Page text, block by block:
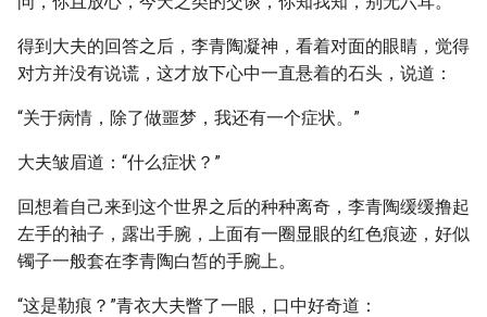
得到大夫的回答之后，李青陶凝神，看着对面的眼睛，觉得
对方并没有说谎，这才放下心中一直悬着的石头，说道：
“关于病情，除了做噩梦，我还有一个症状。”
大夫皱眉道：“什么症状？”
回想着自己来到这个世界之后的种种离奇，李青陶缓缓撸起
左手的袖子，露出手腕，上面有一圈显眼的红色痕迹，好似
镯子一般套在李青陶白皙的手腕上。
“这是勒痕？”青衣大夫瞥了一眼，口中好奇道：